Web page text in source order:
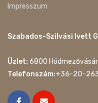
Impresszum
Szabados-Szilvási Ivett
Üzlet: 6800
Telefonszám:+36-20-